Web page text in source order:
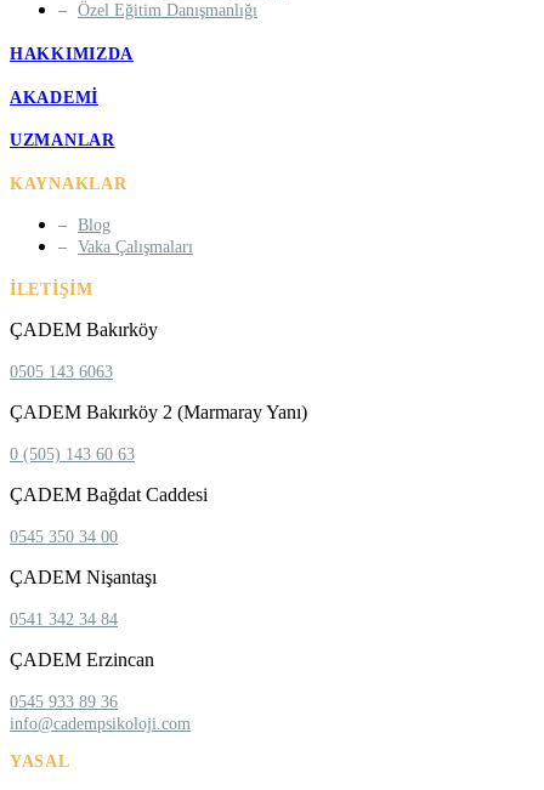
Özel Eğitim Danışmanlığı
HAKKIMIZDA
AKADEMI
UZMANLAR
KAYNAKLAR
Blog
Vaka Çalışmaları
İLETIŞIM
ÇADEM Bakırköy
0505 143 6063
ÇADEM Bakırköy 2 (Marmaray Yanı)
0 (505) 143 60 63
ÇADEM Bağdat Caddesi
0545 350 34 00
ÇADEM Nişantaşı
0541 342 34 84
ÇADEM Erzincan
0545 933 89 36
info@cadempsikoloji.com
YASAL